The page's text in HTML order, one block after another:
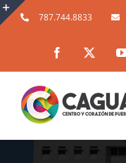
Skip
787.744.8833
Facebook